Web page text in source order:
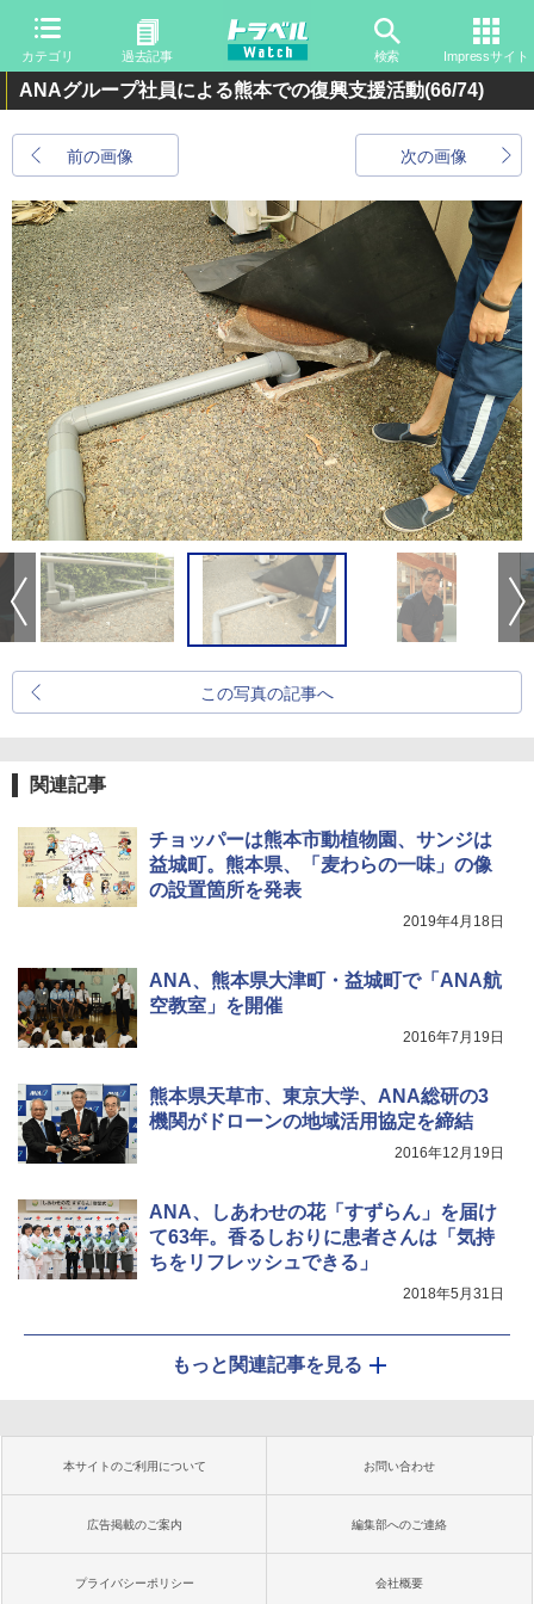
カテゴリ 過去記事 検索 Impressサイト
ANAグループ社員による熊本での復興支援活動(66/74)
前の画像 次の画像
この写真の記事へ
関連記事
チョッパーは熊本市動植物園、サンジは
益城町。熊本県、「麦わらの一味」の像
の設置箇所を発表
2019年4月18日
ANA、熊本県大津町・益城町で「ANA航
空教室」を開催
2016年7月19日
熊本県天草市、東京大学、ANA総研の3
機関がドローンの地域活用協定を締結
2016年12月19日
ANA、しあわせの花「すずらん」を届け
て63年。香るしおりに患者さんは「気持
ちをリフレッシュできる」
2018年5月31日
もっと関連記事を見る
本サイトのご利用について お問い合わせ
広告掲載のご案内 編集部へのご連絡
プライバシーポリシー 会社概要